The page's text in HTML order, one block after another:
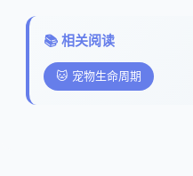
📚 相关阅读
🐱 宠物生命周期